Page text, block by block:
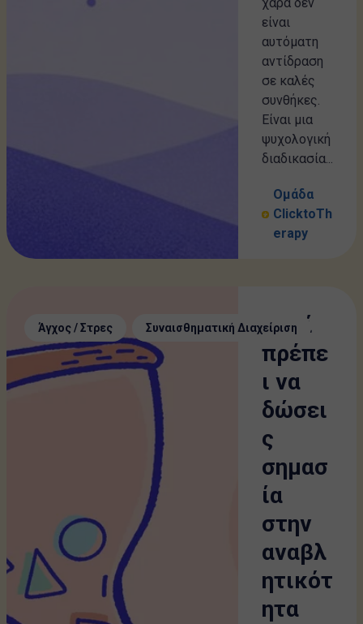
είναι
αυτόματη
αντίδραση
σε καλές
συνθήκες.
Είναι μια
ψυχολογική
διαδικασία...
Ομάδα
ClicktoTh
erapy
Άγχος / Στρες Συναισθηματική Διαχείριση
Γιατί
πρέπε
ι να
δώσει
ς
σημασ
ία
στην
αναβλ
ητικότ
ητα